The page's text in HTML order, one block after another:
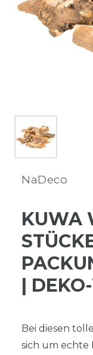
NaDeco
KUWA
|
Bei diesen
sich um echte